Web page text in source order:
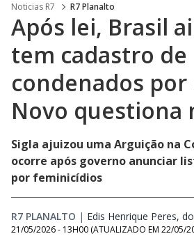
Noticias R7 R7 Planalto
Após lei, Brasil
tem cadastro de
condenados
Novo questiona
Sigla ajuizou uma Arguição na
ocorre após governo anunciar
por feminicídios
R7 PLANALTO | Edis Henrique Peres,
21/05/2026 - 13H00 (ATUALIZADO EM 22/05/